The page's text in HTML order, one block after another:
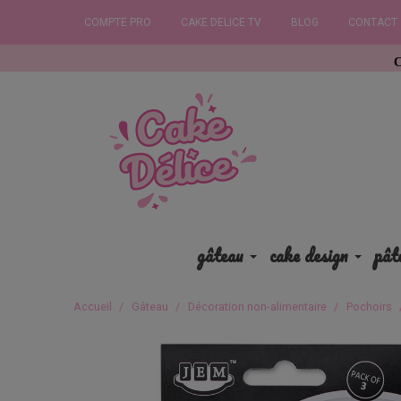
COMPTE PRO CAKE DELICE TV BLOG CONTACT
gâteau cake design
Accueil Gâteau Décoration non-alimentaire Pochoirs